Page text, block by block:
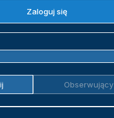
Zaloguj się
Obserwujący